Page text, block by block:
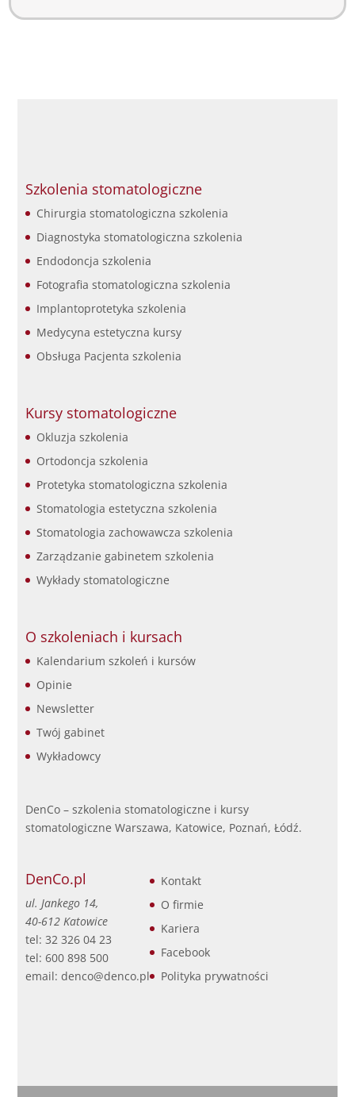
Szkolenia stomatologiczne
Chirurgia stomatologiczna szkolenia
Diagnostyka stomatologiczna szkolenia
Endodoncja szkolenia
Fotografia stomatologiczna szkolenia
Implantoprotetyka szkolenia
Medycyna estetyczna kursy
Obsługa Pacjenta szkolenia
Kursy stomatologiczne
Okluzja szkolenia
Ortodoncja szkolenia
Protetyka stomatologiczna szkolenia
Stomatologia estetyczna szkolenia
Stomatologia zachowawcza szkolenia
Zarządzanie gabinetem szkolenia
Wykłady stomatologiczne
O szkoleniach i kursach
Kalendarium szkoleń i kursów
Opinie
Newsletter
Twój gabinet
Wykładowcy
DenCo – szkolenia stomatologiczne i kursy
stomatologiczne Warszawa, Katowice, Poznań, Łódź.
DenCo.pl
ul. Jankego 14,
40-612 Katowice
tel: 32 326 04 23
tel: 600 898 500
email: denco@denco.pl
Kontakt
O firmie
Kariera
Facebook
Polityka prywatności